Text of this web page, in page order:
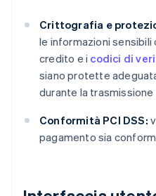
Crittografia e
le informazioni sensibili
credito e i codici di
siano protette
durante la trasmissione
Conformità PCI DSS:
pagamento sia